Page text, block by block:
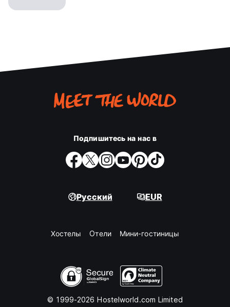
Подпишитесь на нас в
Русский EUR
Хостелы Oтели Мини-гостиницы
© 1999-2026 Hostelworld.com Limited